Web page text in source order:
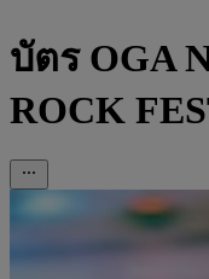
บัตร OGA
ROCK